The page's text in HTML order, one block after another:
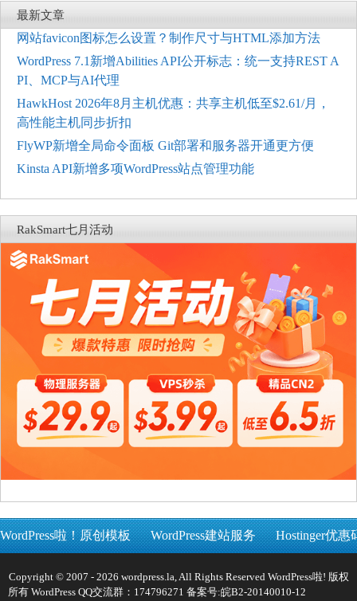
最新文章
网站favicon图标怎么设置？制作尺寸与HTML添加方法
WordPress 7.1新增Abilities API公开标志：统一支持REST A
PI、MCP与AI代理
HawkHost 2026年8月主机优惠：共享主机低至$2.61/月，
高性能主机同步折扣
FlyWP新增全局命令面板 Git部署和服务器开通更方便
Kinsta API新增多项WordPress站点管理功能
RakSmart七月活动
WordPress啦！原创模板 WordPress建站服务 Hostinger优惠
Copyright © 2007 - 2026 wordpress.la, All Rights Reserved WordPress啦! 版权
所有 WordPress QQ交流群：174796271 备案号:皖B2-20140010-12